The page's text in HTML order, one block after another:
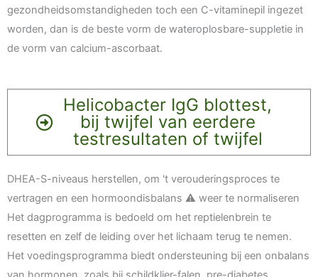
gezondheidsomstandigheden toch een C-vitaminepil ingezet
worden, dan is de beste vorm de wateroplosbare-suppletie in
de vorm van calcium-ascorbaat.
Helicobacter IgG blottest,
bij twijfel van eerdere
testresultaten of twijfel
DHEA-S-niveaus herstellen, om 't verouderingsproces te
vertragen en een hormoondisbalans ⚠️ weer te normaliseren
Het dagprogramma is bedoeld om het reptielenbrein te
resetten en zelf de leiding over het lichaam terug te nemen.
Het voedingsprogramma biedt ondersteuning bij een onbalans